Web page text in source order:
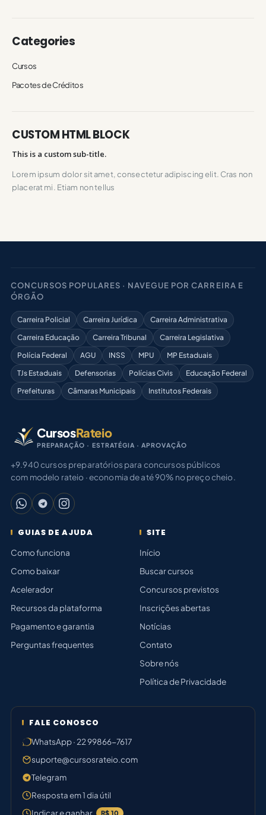
Categories
Cursos
Pacotes de Créditos
CUSTOM HTML BLOCK
This is a custom sub-title.
Lorem ipsum dolor sit amet, consectetur adipiscing elit. Cras non
placerat mi. Etiam non tellus
CONCURSOS POPULARES · NAVEGUE POR CARREIRA E
ÓRGÃO
Carreira Policial Carreira Jurídica
Carreira Administrativa
Carreira Educação
Carreira Tribunal
Carreira Legislativa
Polícia Federal
AGU INSS MPU
MP Estaduais
TJs Estaduais
Defensorias Polícias Civis
Educação Federal
Prefeituras
Câmaras Municipais Institutos Federais
CursosRateio
PREPARAÇÃO · ESTRATÉGIA · APROVAÇÃO
+9.940 cursos preparatórios para concursos públicos
com modelo rateio · economia de até 90% no preço cheio.
GUIAS DE AJUDA
Como funciona
Como baixar
Acelerador
Recursos da plataforma
Pagamento e garantia
Perguntas frequentes
SITE
Início
Buscar cursos
Concursos previstos
Inscrições abertas
Notícias
Contato
Sobre nós
Política de Privacidade
FALE CONOSCO
WhatsApp · 22 99866-7617
suporte@cursosrateio.com
Telegram
Resposta em 1 dia útil
R$ 10